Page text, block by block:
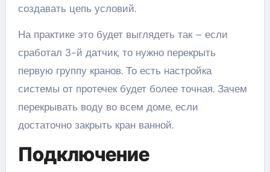
создавать цепь условий.
На практике это будет выглядеть так – если
сработал 3-й датчик, то нужно перекрыть
первую группу кранов. То есть настройка
системы от протечек будет более точная. Зачем
перекрывать воду во всем доме, если
достаточно закрыть кран ванной.
Подключение